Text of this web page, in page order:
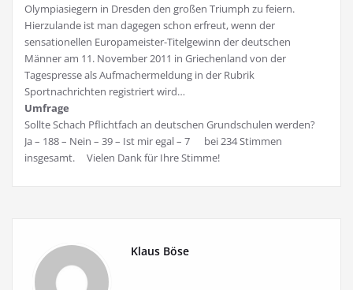
Olympiasiegern in Dresden den großen Triumph zu feiern.
Hierzulande ist man dagegen schon erfreut, wenn der
sensationellen Europameister-Titelgewinn der deutschen
Männer am 11. November 2011 in Griechenland von der
Tagespresse als Aufmachermeldung in der Rubrik
Sportnachrichten registriert wird…
Umfrage
Sollte Schach Pflichtfach an deutschen Grundschulen werden?
Ja – 188 – Nein – 39 – Ist mir egal – 7 bei 234 Stimmen
insgesamt. Vielen Dank für Ihre Stimme!
Klaus Böse